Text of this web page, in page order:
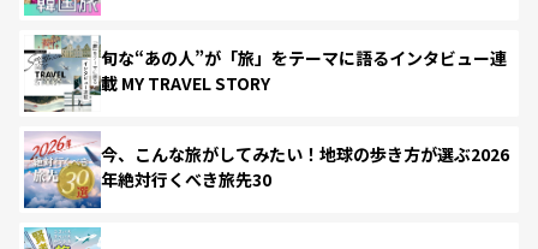
旬な“あの人”が「旅」をテーマに語るインタビュー連
載 MY TRAVEL STORY
今、こんな旅がしてみたい！地球の歩き方が選ぶ2026
年絶対行くべき旅先30